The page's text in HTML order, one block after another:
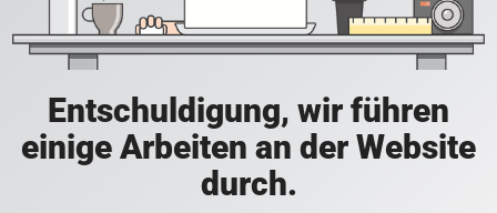
Entschuldigung, wir führen
einige Arbeiten an der Website
durch.